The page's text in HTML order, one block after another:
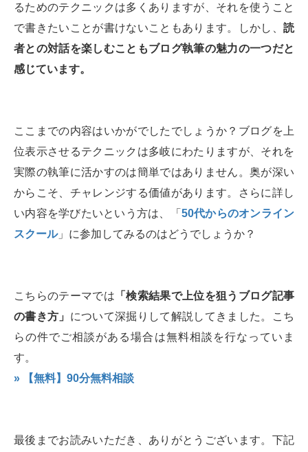
るためのテクニックは多くありますが、それを使うこと
で書きたいことが書けないこともあります。しかし、 読
者との対話を楽しむこともブログ執筆の魅力の一つだと
感じています。
ここまでの内容はいかがでしたでしょうか？ブログを上
位表示させるテクニックは多岐にわたりますが、それを
実際の執筆に活かすのは簡単ではありません。奥が深い
からこそ、チャレンジする価値があります。さらに詳し
い内容を学びたいという方は、「 50代からのオンライン
スクール」に参加してみるのはどうでしょうか？
こちらのテーマでは 「検索結果で上位を狙うブログ記事
の書き方」 について深掘りして解説してきました。こち
らの件でご相談がある場合は無料相談を行なっていま
す。
» 【無料】90分無料相談
最後までお読みいただき、ありがとうございます。下記